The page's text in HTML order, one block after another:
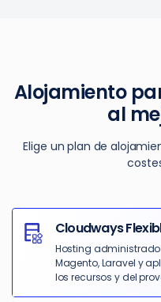
Alojamiento
al
Elige un plan de
Cloudways
Hosting administrado
Magento, Laravel y
los recursos y del